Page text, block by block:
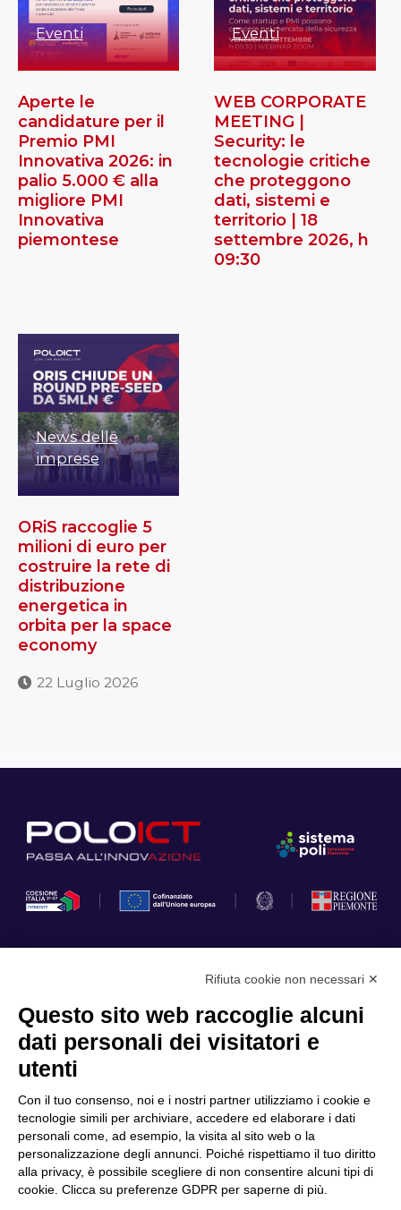
Eventi
Aperte le
candidature per il
Premio PMI
Innovativa 2026: in
palio 5.000 € alla
migliore PMI
Innovativa
piemontese
Eventi
WEB CORPORATE
MEETING |
Security: le
tecnologie critiche
che proteggono
dati, sistemi e
territorio | 18
settembre 2026, h
09:30
News delle
imprese
ORiS raccoglie 5
milioni di euro per
costruire la rete di
distribuzione
energetica in
orbita per la space
economy
22 Luglio 2026
Cookie Policy
Scopri il Polo
Partner
Finanziamenti e bandi
Internazionalizzazione
News & Eventi
Privacy
Rifiuta cookie non necessari ✕
Questo sito web raccoglie alcuni
dati personali dei visitatori e
utenti
Con il tuo consenso, noi e i nostri partner utilizziamo i cookie e
tecnologie simili per archiviare, accedere ed elaborare i dati
personali come, ad esempio, la visita al sito web o la
personalizzazione degli annunci. Poiché rispettiamo il tuo diritto
alla privacy, è possibile scegliere di non consentire alcuni tipi di
cookie. Clicca su preferenze GDPR per saperne di più.